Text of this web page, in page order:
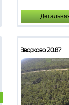
Зворково 20.87